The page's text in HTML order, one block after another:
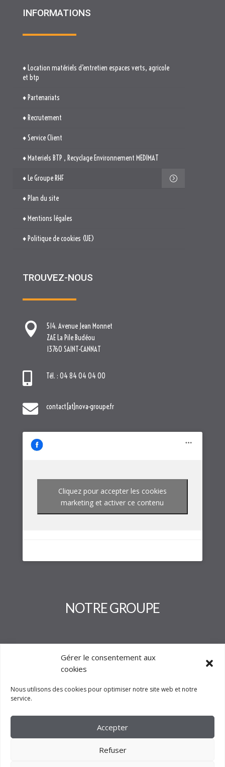
Gérer le consentement aux
cookies
Nous utilisons des cookies pour optimiser notre site web et notre
service.
Accepter
Refuser
INFORMATIONS
♦ Location matériels d’entretien espaces verts, agricole
et btp
♦ Partenariats
♦ Recrutement
♦ Service Client
♦ Materiels BTP , Recyclage Environnement MEDIMAT
♦ Le Groupe RHF
♦ Plan du site
♦ Mentions légales
♦ Politique de cookies (UE)
TROUVEZ-NOUS

514. Avenue Jean Monnet
ZAE La Pile Budéou
13760 SAINT-CANNAT
 Tél. : 04 84 04 04 00
 contact[at]nova-groupe.fr
Cliquez pour accepter les cookies
marketing et activer ce contenu
NOTRE GROUPE